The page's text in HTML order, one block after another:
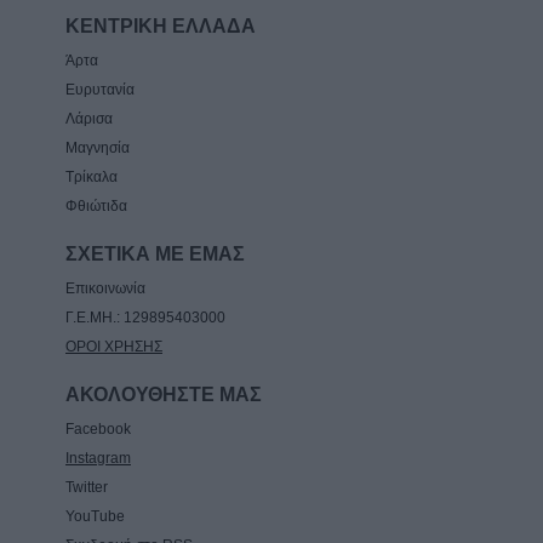
8 Αυγούστου 2026, 11:27
Τρίκαλα: Στα 1.352 μέτρα, δημιουργήθηκε
ένας μοναδικός χώρος αναψυχής στο
υψηλότερο χωριό της Θεσσαλίας, το Στεφάνι
8 Αυγούστου 2026, 10:34
ΚΕΝΤΡΙΚΗ ΕΛΛΑΔΑ
Άρτα
Ευρυτανία
Λάρισα
Μαγνησία
Τρίκαλα
Φθιώτιδα
ΣΧΕΤΙΚΑ ΜΕ ΕΜΑΣ
Επικοινωνία
Γ.Ε.ΜΗ.: 129895403000
ΟΡΟΙ ΧΡΗΣΗΣ
ΑΚΟΛΟΥΘΗΣΤΕ ΜΑΣ
Facebook
Instagram
Twitter
YouTube